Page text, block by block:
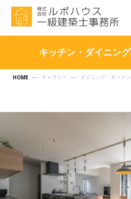
HOME ギャラリー ダイニング・キッチン
キッチン・ダイニン